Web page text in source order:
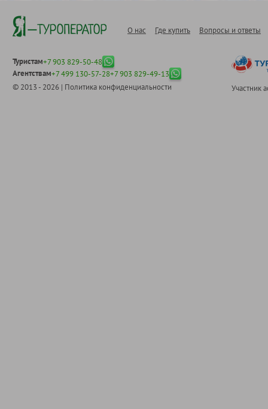
О нас Где купить Вопросы и ответы
Туристам+7 903 829-50-48
Агентствам+7 499 130-57-28+7 903 829-49-13
© 2013 - 2026 | Политика конфиденциальности Участник